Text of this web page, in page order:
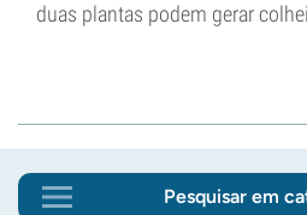
duas plantas podem gerar
Pesquisar em